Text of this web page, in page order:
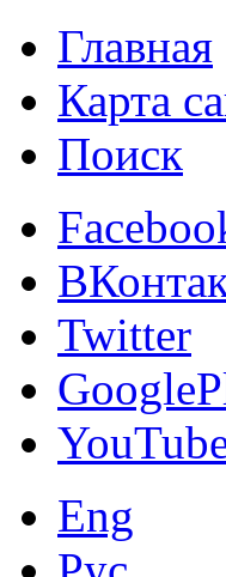
Главная
Карта
Поиск
Twitter
Eng